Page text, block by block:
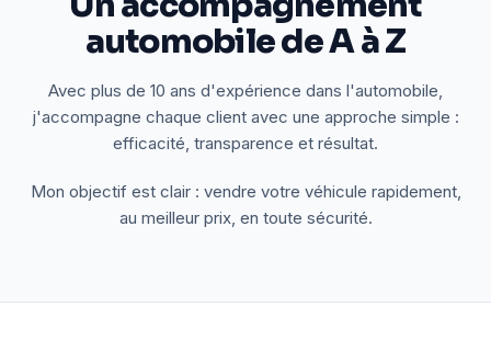
automobile de A à Z
Avec plus de 10 ans d'expérience dans l'automobile,
j'accompagne chaque client avec une approche simple :
efficacité, transparence et résultat.
Mon objectif est clair : vendre votre véhicule rapidement,
au meilleur prix, en toute sécurité.